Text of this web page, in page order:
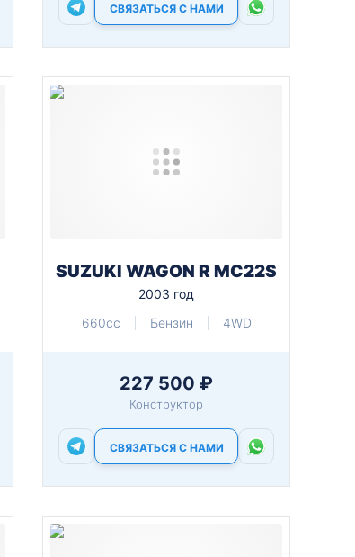
СВЯЗАТЬСЯ С НАМИ
SUZUKI WAGON R MC22S
2003 год
660cc
Бензин 4WD
227 500 ₽
Конструктор
СВЯЗАТЬСЯ С НАМИ